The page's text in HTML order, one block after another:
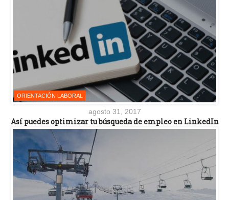
ORIENTACIÓN LABORAL
agosto 31, 2017
Así puedes optimizar tu búsqueda de empleo en LinkedIn